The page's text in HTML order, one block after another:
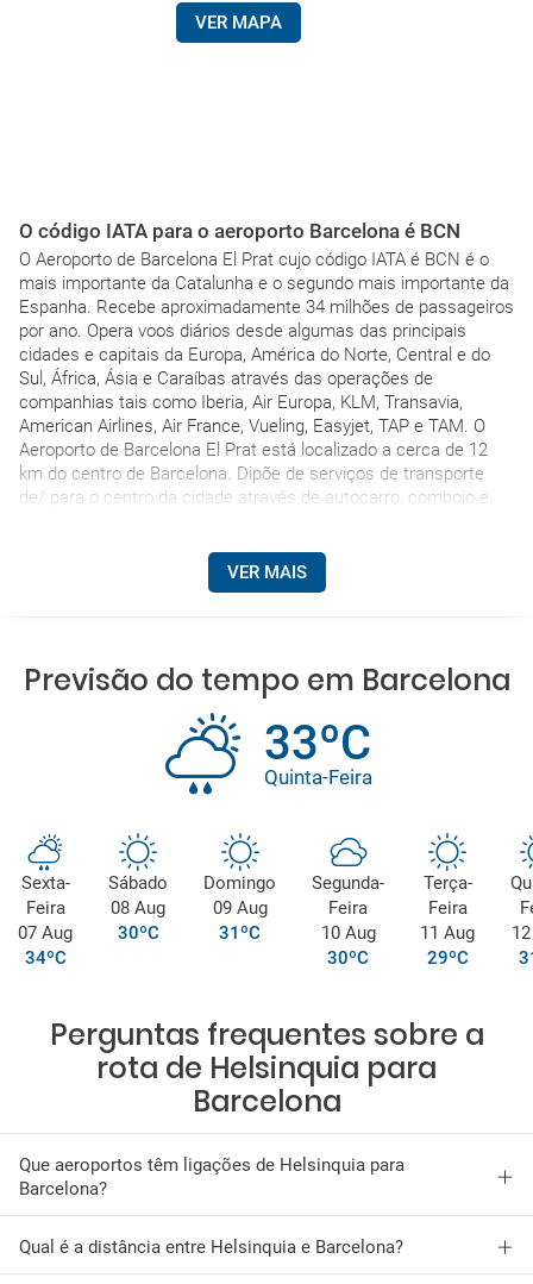
VER MAPA
O código IATA para o aeroporto Barcelona é BCN
O Aeroporto de Barcelona El Prat cujo código IATA é BCN é o
mais importante da Catalunha e o segundo mais importante da
Espanha. Recebe aproximadamente 34 milhões de passageiros
por ano. Opera voos diários desde algumas das principais
cidades e capitais da Europa, América do Norte, Central e do
Sul, África, Ásia e Caraíbas através das operações de
companhias tais como Iberia, Air Europa, KLM, Transavia,
American Airlines, Air France, Vueling, Easyjet, TAP e TAM. O
Aeroporto de Barcelona El Prat está localizado a cerca de 12
km do centro de Barcelona. Dipõe de serviços de transporte
de/ para o centro da cidade através de autocarro, comboio e
viajentes restaurantes a la carte e fast food, lojas duty free,
estacionamento e hotéis.
VER MAIS
Previsão do tempo em Barcelona
33ºC
Quinta-Feira
Sexta-
Feira
07 Aug
34ºC
Sábado
08 Aug
30ºC
Domingo
09 Aug
31ºC
Segunda-
Feira
10 Aug
30ºC
Terça-
Feira
11 Aug
29ºC
Perguntas frequentes sobre a
rota de Helsinquia para
Barcelona
Que aeroportos têm ligações de Helsinquia para
Barcelona?
Qual é a distância entre Helsinquia e Barcelona?